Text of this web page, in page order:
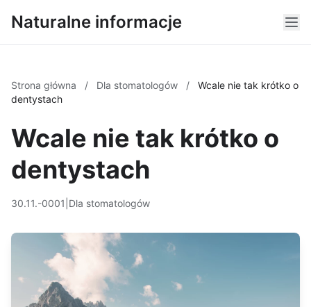
Naturalne informacje
Strona główna / Dla stomatologów /
Wcale nie tak krótko o
dentystach
Wcale nie tak krótko o
dentystach
30.11.-0001 Dla stomatologów